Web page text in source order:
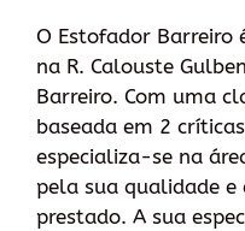
O Estofador Barreiro
na R. Calouste
Barreiro. Com uma
baseada em 2
especializa-se na
pela sua qualidade e
prestado. A sua